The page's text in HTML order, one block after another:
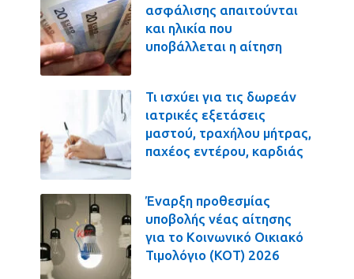
ασφάλισης απαιτούνται
και ηλικία που
υποβάλλεται η αίτηση
Τι ισχύει για τις δωρεάν
ιατρικές εξετάσεις
μαστού, τραχήλου μήτρας,
παχέος εντέρου, καρδιάς
Έναρξη προθεσμίας
υποβολής νέας αίτησης
για το Κοινωνικό Οικιακό
Τιμολόγιο (ΚΟΤ) 2026